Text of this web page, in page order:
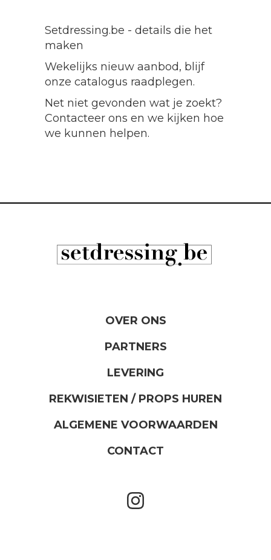
Setdressing.be - details die het
maken
Wekelijks nieuw aanbod, blijf
onze catalogus raadplegen.
Net niet gevonden wat je zoekt?
Contacteer ons en we kijken hoe
we kunnen helpen.
OVER ONS
PARTNERS
LEVERING
REKWISIETEN / PROPS HUREN
ALGEMENE VOORWAARDEN
CONTACT